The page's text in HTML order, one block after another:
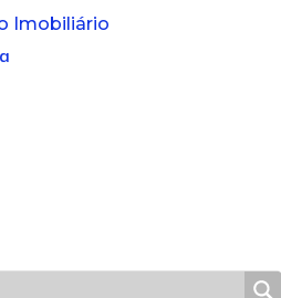
Imobiliário